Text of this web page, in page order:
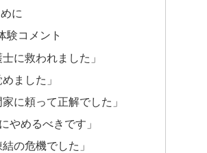
に
験コメント
に救われました」
ました」
に頼って正解でした」
やめるべきです」
の危機でした」